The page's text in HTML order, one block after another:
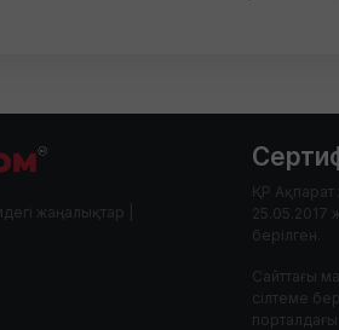
жаңалықтар |
ҚР Ақпарат
25.05.2017
берілген.
Сайттағы
сілтеме